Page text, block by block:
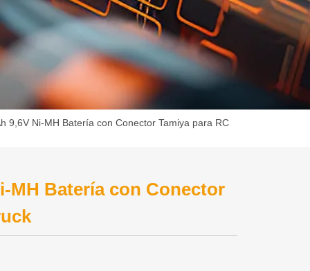
9,6V Ni-MH Batería con Conector Tamiya para RC
MH Batería con Conector